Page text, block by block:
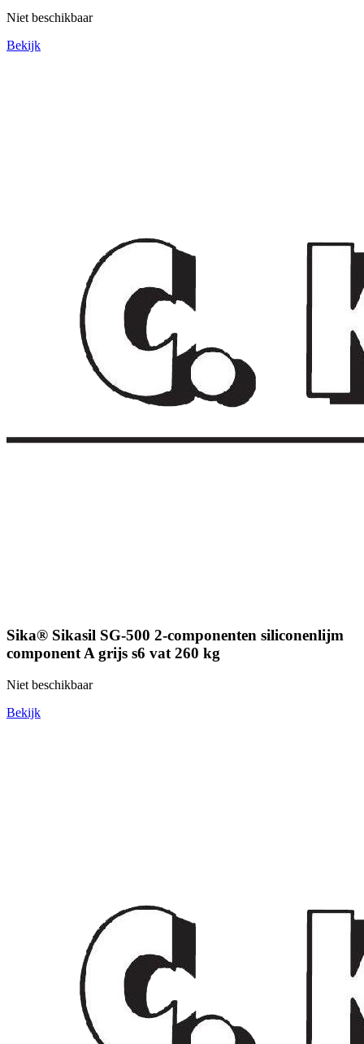
Niet beschikbaar
Bekijk
Sika® Sikasil SG-500 2-componenten siliconenlijm
component A grijs s6 vat 260 kg
Niet beschikbaar
Bekijk